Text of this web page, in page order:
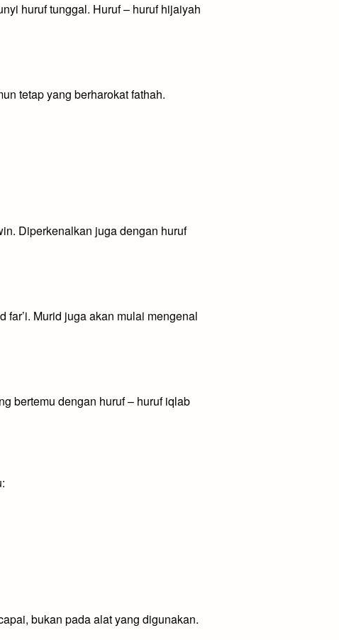
huruf tunggal. Huruf – huruf hijaiyah
tetap yang berharokat fathah.
Diperkenalkan juga dengan huruf
Murid juga akan mulai mengenal
bertemu dengan huruf – huruf iqlab
bukan pada alat yang digunakan.